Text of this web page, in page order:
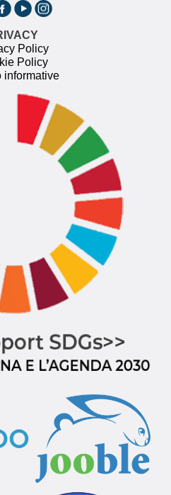
Policy
Policy
informative